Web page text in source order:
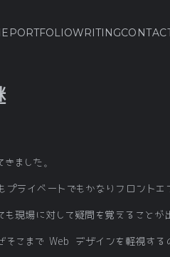
PORTFOLIOWRITING
ました。
ライベートでもかなりフロントエ
現場に対して疑問を覚えることが
こまで Web デザインを軽視する